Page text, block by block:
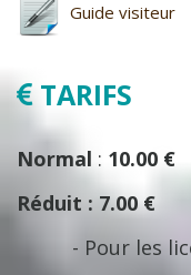
Guide visiteur
TARIFS
Normal : 10.00 €
Réduit : 7.00 €
- Pour les